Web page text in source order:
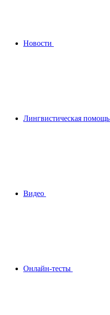
Новости
Лингвистическая помощь
Видео
Онлайн-тесты